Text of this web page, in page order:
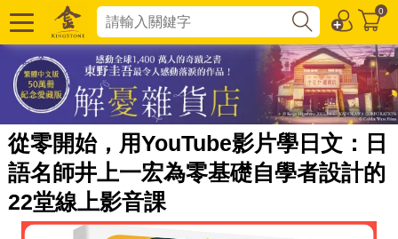
0
從零開始，用YouTube影片學日文：日
語名師井上一宏為零基礎自學者設計的
22堂線上影音課